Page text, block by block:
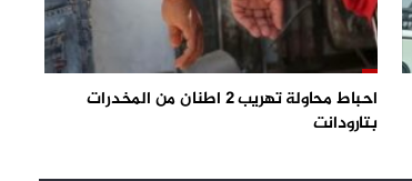
احباط محاولة تهريب 2 اطنان من المخدرات
بتارودانت